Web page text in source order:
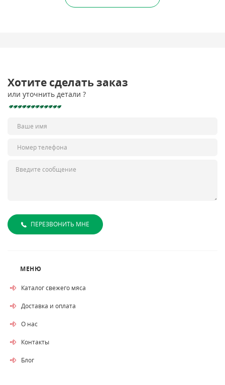
МЕНЮ
Каталог свежего мяса
Доставка и оплата
О нас
Контакты
Блог
Хотите сделать заказ
или уточнить детали ?
ПЕРЕЗВОНИТЬ МНЕ